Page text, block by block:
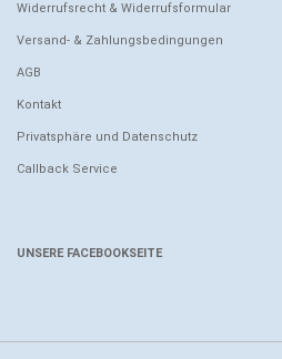
Widerrufsrecht & Widerrufsformular
Versand- & Zahlungsbedingungen
AGB
Kontakt
Privatsphäre und Datenschutz
Callback Service
UNSERE FACEBOOKSEITE